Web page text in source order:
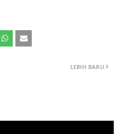
LEBIH BARU